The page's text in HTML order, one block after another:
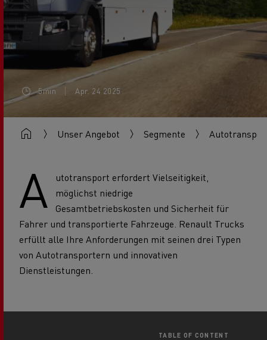
5min Apr. 24 2025
Unser Angebot Segmente
A
utotransport erfordert Vielseitigkeit,
möglichst niedrige
Gesamtbetriebskosten und Sicherheit für
Fahrer und transportierte Fahrzeuge. Renault Trucks
erfüllt alle Ihre Anforderungen mit seinen drei Typen
von Autotransportern und innovativen
Dienstleistungen.
TABLE OF CONTENT